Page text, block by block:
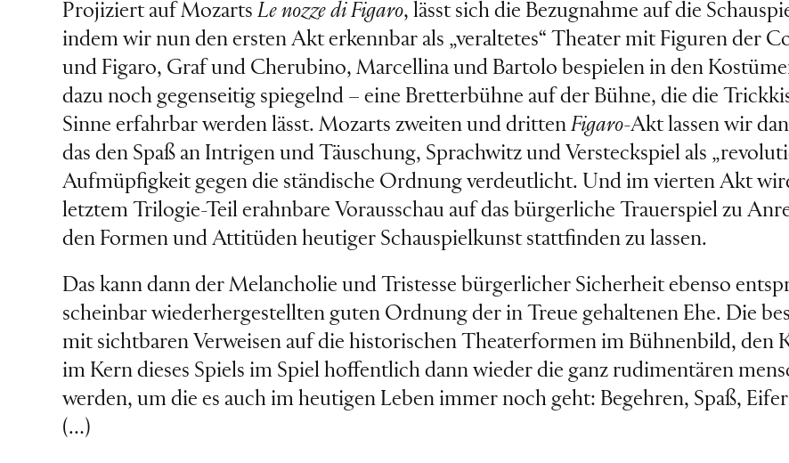
Projiziert auf Mozarts Le nozze di Figaro, lässt sich die Bezugnahme auf die
indem wir nun den ersten Akt erkennbar als „veraltetes“ Theater mit Figuren der
und Figaro, Graf und Cherubino, Marcellina und Bartolo bespielen in den
dazu noch gegenseitig spiegelnd – eine Bretterbühne auf der Bühne, die die
Sinne erfahrbar werden lässt. Mozarts zweiten und dritten Figaro-Akt lassen wir
das den Spaß an Intrigen und Täuschung, Sprachwitz und Versteckspiel als
Aufmüpfigkeit gegen die ständische Ordnung verdeutlicht. Und im vierten Akt
letztem Trilogie-Teil erahnbare Vorausschau auf das bürgerliche Trauerspiel zu
den Formen und Attitüden heutiger Schauspielkunst stattfinden zu lassen.
Das kann dann der Melancholie und Tristesse bürgerlicher Sicherheit ebenso
scheinbar wiederhergestellten guten Ordnung der in Treue gehaltenen Ehe. Die
mit sichtbaren Verweisen auf die historischen Theaterformen im Bühnenbild, den
im Kern dieses Spiels im Spiel hoffentlich dann wieder die ganz rudimentären
werden, um die es auch im heutigen Leben immer noch geht: Begehren, Spaß,
(…)